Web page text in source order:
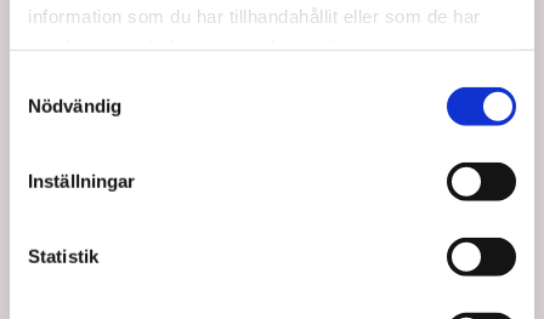
information som du har tillhandahållit eller som de har
Nödvändig
Inställningar
Statistik
Köptes tillsammans med denna produkt